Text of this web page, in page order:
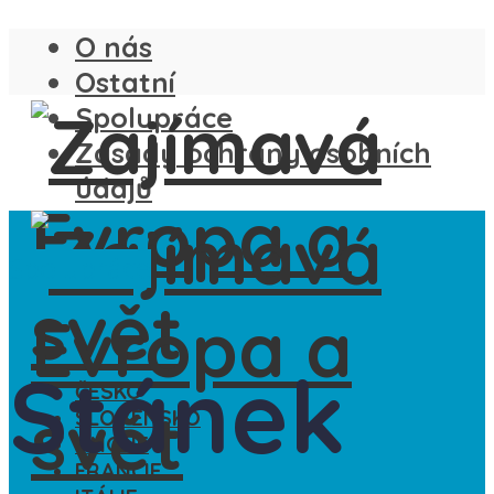
O nás
Ostatní
Spolupráce
Zásady ochrany osobních
údajů
ČESKO
SLOVENSKO
ANGLIE
FRANCIE
Stánek